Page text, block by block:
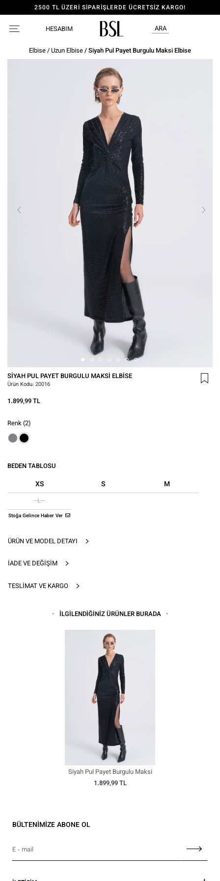
2500 TL ÜZERİ SİPARİŞLERDE ÜCRETSİZ KARGO!
HESABIM ARA
ÜRÜN VE MODEL DETAYI
İADE VE DEĞIŞIM
TESLIMAT VE KARGO
Elbise/Uzun Elbise/ Siyah Pul Payet Burgulu Maksi Elbise
SIYAH PUL PAYET BURGULU MAKSI ELBISE
Ürün Kodu: 20016
1.899,99 TL
Renk(2)
BEDEN TABLOSU
XS S M
Stoğa Gelince Haber Ver
L
İLGİLENDİĞİNİZ ÜRÜNLER BURADA
Siyah Pul Payet Burgulu Maksi
Elbise
1.899,99 TL
BÜLTENİMİZE ABONE OL